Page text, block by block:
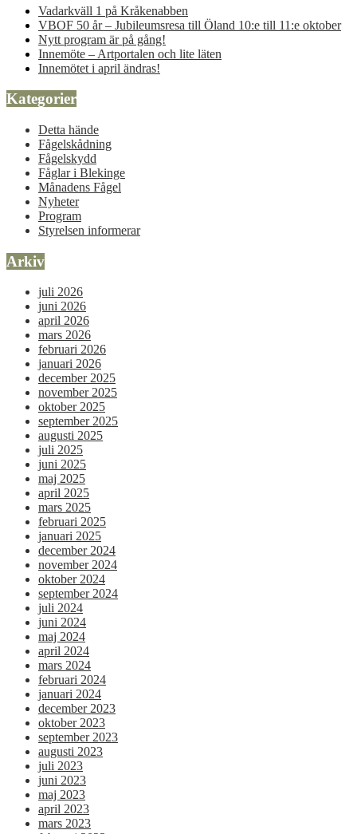
Vadarkväll 1 på Kråkenabben
VBOF 50 år – Jubileumsresa till Öland 10:e till 11:e oktober
Nytt program är på gång!
Innemöte – Artportalen och lite läten
Innemötet i april ändras!
Kategorier
Detta hände
Fågelskådning
Fågelskydd
Fåglar i Blekinge
Månadens Fågel
Nyheter
Program
Styrelsen informerar
Arkiv
juli 2026
juni 2026
april 2026
mars 2026
februari 2026
januari 2026
december 2025
november 2025
oktober 2025
september 2025
augusti 2025
juli 2025
juni 2025
maj 2025
april 2025
mars 2025
februari 2025
januari 2025
december 2024
november 2024
oktober 2024
september 2024
juli 2024
juni 2024
maj 2024
april 2024
mars 2024
februari 2024
januari 2024
december 2023
oktober 2023
september 2023
augusti 2023
juli 2023
juni 2023
maj 2023
april 2023
mars 2023